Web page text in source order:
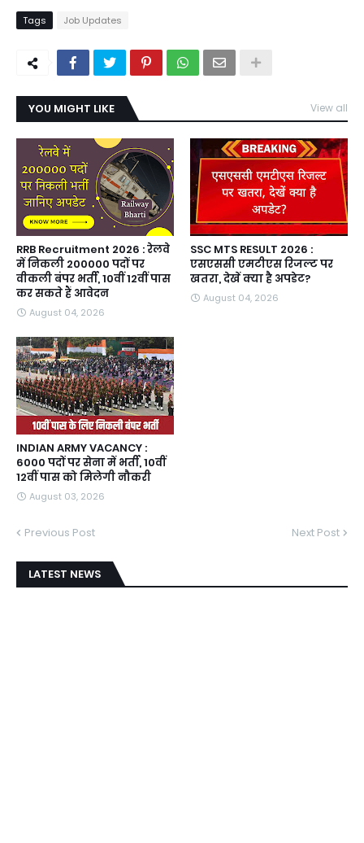
Tags Job Updates
YOU MIGHT LIKE View all
RRB Recruitment 2026 : रेलवे
में निकली 200000 पदों पर
वीकली बंपर भर्ती, 10वीं 12वीं पास
कर सकते हैं आवेदन
August 04, 2026
SSC MTS RESULT 2026 :
एसएससी एमटीएस रिजल्ट पर
खतरा, देखें क्या है अपडेट?
August 04, 2026
INDIAN ARMY VACANCY :
6000 पदों पर सेना में भर्ती, 10वीं
12वीं पास को मिलेगी नौकरी
August 03, 2026
Previous Post Next Post
LATEST NEWS